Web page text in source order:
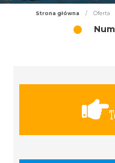
Strona główna / Oferta